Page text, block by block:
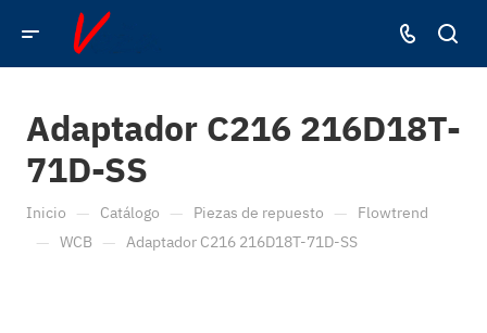
Adaptador C216 216D18T-
71D-SS
Inicio — Catálogo — Piezas de repuesto — Flowtrend
— WCB — Adaptador C216 216D18T-71D-SS